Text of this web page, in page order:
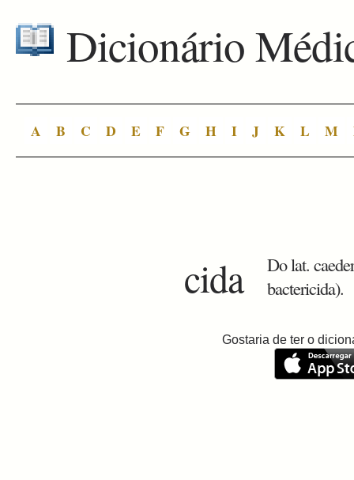
Dicionário
A B C D E F G H I J K L M
cida
Do lat.
bactericida).
Gostaria de ter o